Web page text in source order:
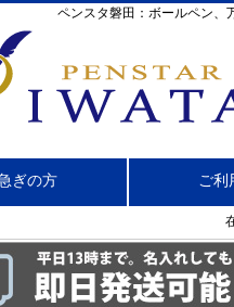
ペンスタ磐田：ボールペン、
ぎの方 ご利